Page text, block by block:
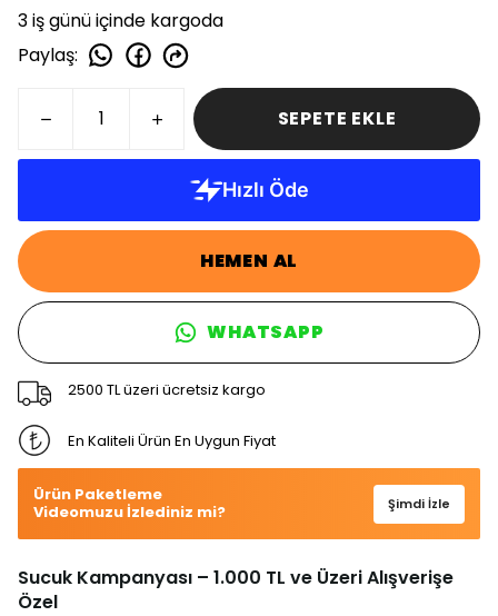
3 iş günü içinde kargoda
Paylaş:
SEPETE EKLE
HEMEN AL
WHATSAPP
2500 TL üzeri ücretsiz kargo
En Kaliteli Ürün En Uygun Fiyat
Ürün Paketleme
Videomuzu İzlediniz mi?
Şimdi İzle
Sucuk Kampanyası – 1.000 TL ve Üzeri Alışverişe
Özel